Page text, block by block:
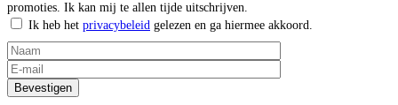
promoties. Ik kan mij te allen tijde uitschrijven.
Ik heb het privacybeleid gelezen en ga hiermee akkoord.